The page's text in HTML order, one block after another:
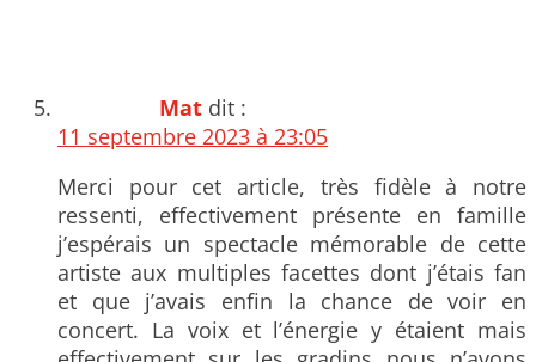
Mat dit :
11 septembre 2023 à 23:05
Merci pour cet article, très fidèle à notre
ressenti, effectivement présente en famille
j’espérais un spectacle mémorable de cette
artiste aux multiples facettes dont j’étais fan
et que j’avais enfin la chance de voir en
concert. La voix et l’énergie y étaient mais